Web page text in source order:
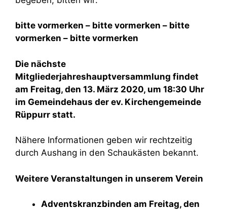
bitte vormerken – bitte vormerken – bitte
vormerken – bitte vormerken
Die nächste
Mitgliederjahreshauptversammlung findet
am Freitag, den 13. März 2020, um 18:30 Uhr
im Gemeindehaus der ev. Kirchengemeinde
Rüppurr statt.
Nähere Informationen geben wir rechtzeitig
durch Aushang in den Schaukästen bekannt.
Weitere Veranstaltungen in unserem Verein
Adventskranzbinden am Freitag, den